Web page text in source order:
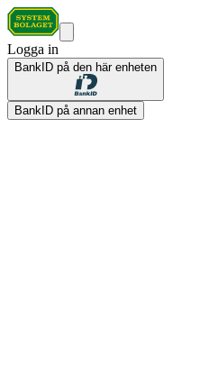
Logga in
BankID på den här enheten
BankID på annan enhet